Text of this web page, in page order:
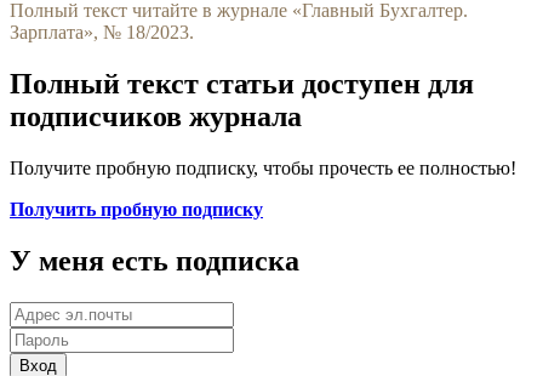
Полный текст читайте в журнале «Главный Бухгалтер.
Зарплата», № 18/2023.
Полный текст статьи доступен для
подписчиков журнала
Получите пробную подписку, чтобы прочесть ее полностью!
Получить пробную подписку
У меня есть подписка
Вход